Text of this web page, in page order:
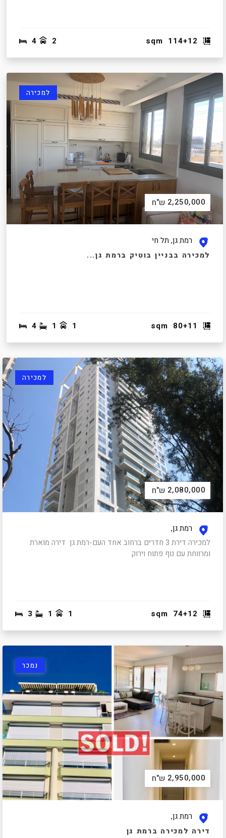
sqm 114+12
4 2
למכירה
2,250,000 ש"ח
רמת גן, תל חי
למכירה בבניין בוטיק ברמת גן...
sqm 80+11
4 1 1
למכירה
2,080,000 ש"ח
רמת גן,
למכירה דירת 3 חדרים ברחוב אחד העם-רמת גן דירה מוארת
ומרווחת עם נוף פתוח וירוק
sqm 74+12
3 1 1
נמכר
2,950,000 ש"ח
רמת גן,
דירה למכירה ברמת גן